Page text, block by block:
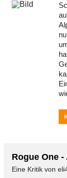
Rogue One
Eine Kritik von